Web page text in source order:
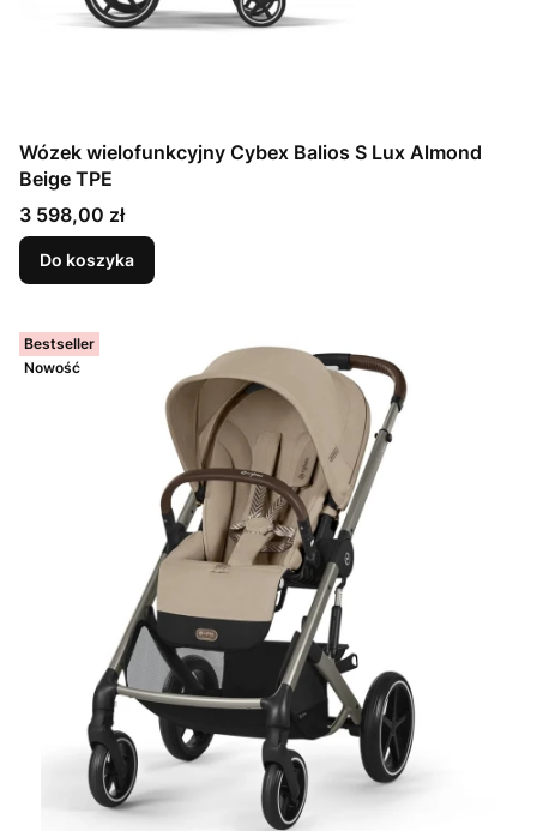
Wózek wielofunkcyjny Cybex Balios S Lux Almond
Beige TPE
Cena
3 598,00 zł
Do koszyka
Bestseller
Nowość